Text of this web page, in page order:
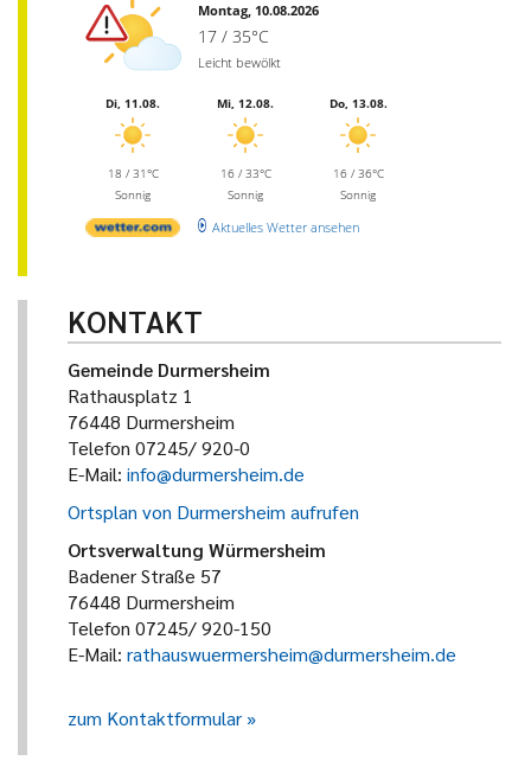
Montag, 10.08.2026
17 / 35°C
Leicht bewölkt
Di, 11.08.
18 / 31°C
Sonnig
Mi, 12.08.
16 / 33°C
Sonnig
Do, 13.08.
16 / 36°C
Sonnig
Aktuelles Wetter ansehen
KONTAKT
Gemeinde Durmersheim
Rathausplatz 1
76448 Durmersheim
Telefon 07245/ 920-0
E-Mail: info@durmersheim.de
Ortsplan von Durmersheim aufrufen
Ortsverwaltung Würmersheim
Badener Straße 57
76448 Durmersheim
Telefon 07245/ 920-150
E-Mail: rathauswuermersheim@durmersheim.de
zum Kontaktformular